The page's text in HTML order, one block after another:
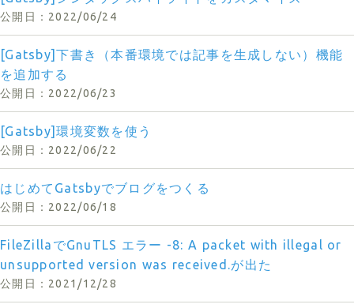
2022/06/24
[Gatsby]下書き（本番環境では記事を生成しない）機能
を追加する
2022/06/23
[Gatsby]環境変数を使う
2022/06/22
はじめてGatsbyでブログをつくる
2022/06/18
FileZillaでGnuTLS エラー -8: A packet with illegal or
unsupported version was received.が出た
2021/12/28